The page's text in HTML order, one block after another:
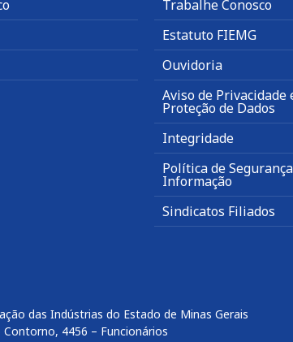
Trabalhe Conosco
Estatuto FIEMG
Ouvidoria
Aviso de Privacidade
Proteção de Dados
Integridade
Política de
Informação
Sindicatos Filiados
das Indústrias do Estado de Minas Gerais
Contorno, 4456 – Funcionários